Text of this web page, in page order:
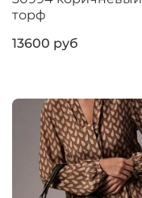
торф
13600 руб